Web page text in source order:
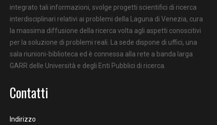
integrato tali informazioni, svolge progetti scientifici di ricerca
interdisciplinari relativi ai problemi della Laguna di Venezia, cura
la massima diffusione della ricerca volta agli aspetti conoscitivi
per la soluzione di problemi reali. La sede dispone di uffici, una
sala riunioni-biblioteca ed è connessa alla rete a banda larga
GARR delle Università e degli Enti Pubblici di ricerca.
Contatti
Indirizzo